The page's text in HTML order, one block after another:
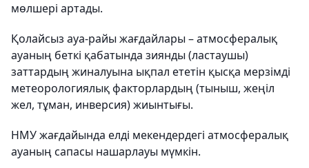
мөлшері артады.
Қолайсыз ауа-райы жағдайлары – атмосфералық
ауаның беткі қабатында зиянды (ластаушы)
заттардың жиналуына ықпал ететін қысқа мерзімді
метеорологиялық факторлардың (тыныш, жеңіл
жел, тұман, инверсия) жиынтығы.
НМУ жағдайында елді мекендердегі атмосфералық
ауаның сапасы нашарлауы мүмкін.